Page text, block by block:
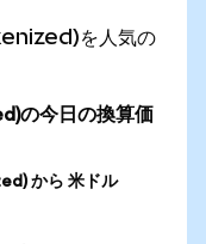
を人気の
の今日の換算価
から 米ドル